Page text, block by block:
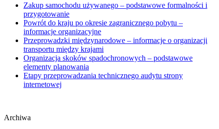
Zakup samochodu używanego – podstawowe formalności i
przygotowanie
Powrót do kraju po okresie zagranicznego pobytu –
informacje organizacyjne
Przeprowadzki międzynarodowe – informacje o organizacji
transportu między krajami
Organizacja skoków spadochronowych – podstawowe
elementy planowania
Etapy przeprowadzania technicznego audytu strony
internetowej
Archiwa